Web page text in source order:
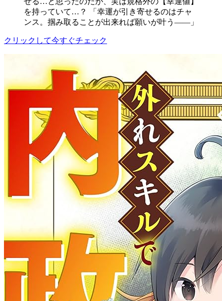
を持っていて…？ 「幸運が引き寄せるのはチャ
ンス。掴み取ることが出来れば願いが叶う――」
クリックして今すぐチェック